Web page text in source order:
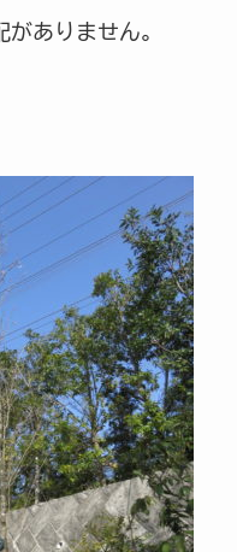
ありません。